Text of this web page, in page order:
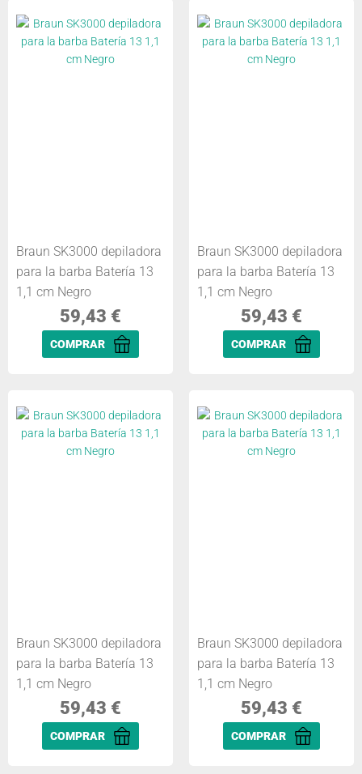
Braun SK3000 depiladora
para la barba Batería 13
1,1 cm Negro
59,43 €
COMPRAR
Braun SK3000 depiladora
para la barba Batería 13
1,1 cm Negro
59,43 €
COMPRAR
Braun SK3000 depiladora
para la barba Batería 13
1,1 cm Negro
59,43 €
COMPRAR
Braun SK3000 depiladora
para la barba Batería 13
1,1 cm Negro
59,43 €
COMPRAR